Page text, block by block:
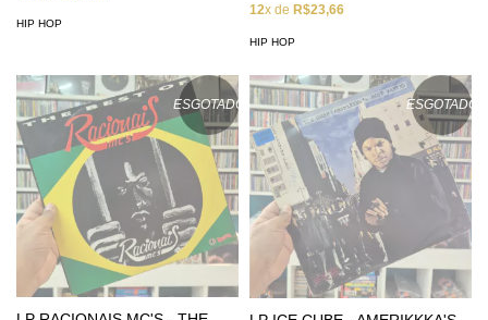
HIP HOP
12x de R$23,66
HIP HOP
ESGOTADO ESGOTADO